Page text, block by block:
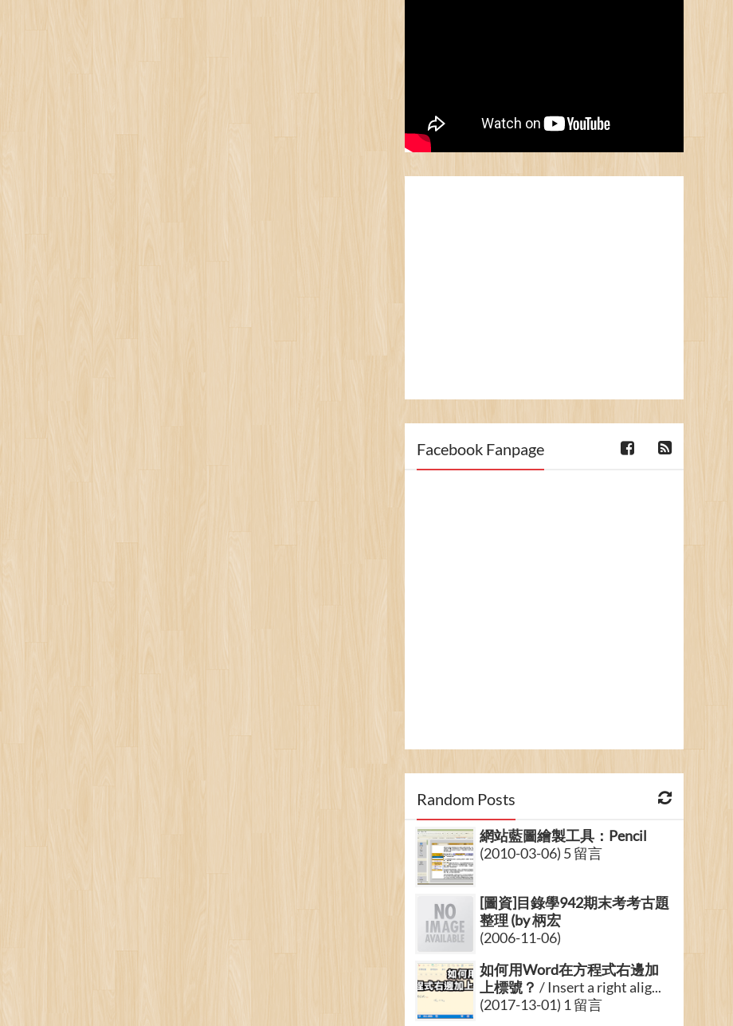
Facebook Fanpage
Random Posts
網站藍圖繪製工具：Pencil
(2010-03-06) 5 留言
[圖資]目錄學942期末考考古題
整理 (by 柄宏
(2006-11-06)
如何用Word在方程式右邊加
上標號？ / Insert a right alig...
(2017-13-01) 1 留言